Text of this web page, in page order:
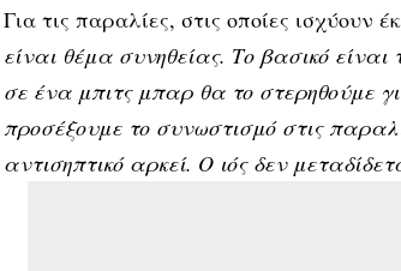
Για τις παραλίες, στις οποίες ισχύουν
είναι θέμα συνηθείας. Το βασικό
σε ένα μπιτς μπαρ θα το στερηθούμε
προσέξουμε το συνωστισμό στις
αντισηπτικό αρκεί. Ο ιός δεν